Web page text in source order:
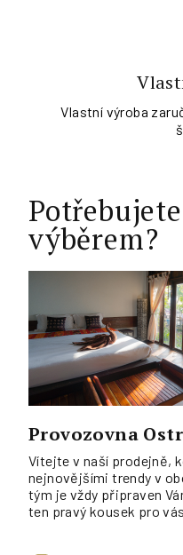
Vlastní výroba
výběrem?
Provozovna
Vítejte v naší prodejně,
nejnovějšími trendy v
tým je vždy připraven
ten pravý kousek pro